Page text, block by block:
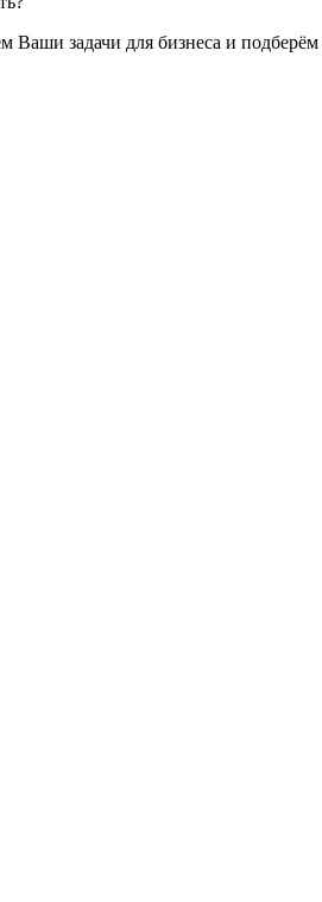
задачи для бизнеса и подберём